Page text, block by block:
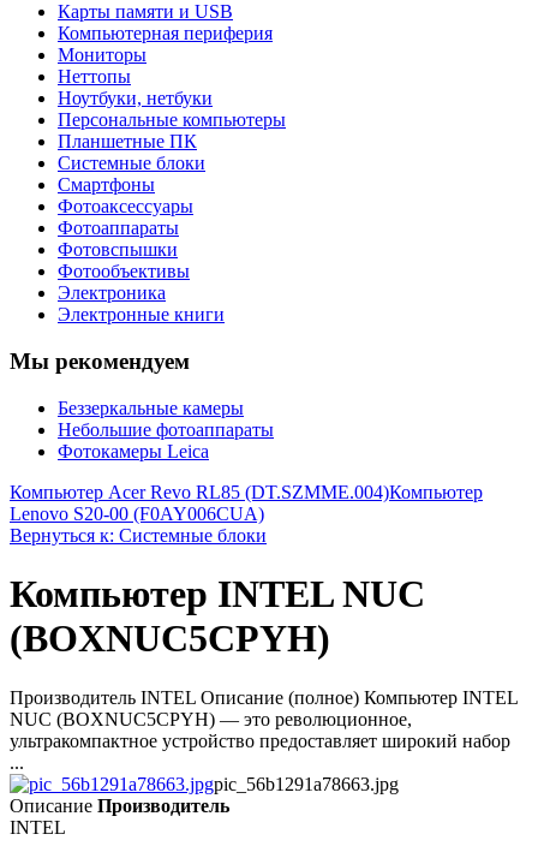
Карты памяти и USB
Компьютерная периферия
Мониторы
Неттопы
Ноутбуки, нетбуки
Персональные компьютеры
Планшетные ПК
Системные блоки
Смартфоны
Фотоаксессуары
Фотоаппараты
Фотовспышки
Фотообъективы
Электроника
Электронные книги
Мы рекомендуем
Беззеркальные камеры
Небольшие фотоаппараты
Фотокамеры Leica
Компьютер Acer Revo RL85 (DT.SZMME.004)Компьютер
Lenovo S20-00 (F0AY006CUA)
Вернуться к: Системные блоки
Компьютер INTEL NUC
(BOXNUC5CPYH)
Производитель INTEL Описание (полное) Компьютер INTEL
NUC (BOXNUC5CPYH) — это революционное,
ультракомпактное устройство предоставляет широкий набор
...
pic_56b1291a78663.jpg
Описание Производитель
INTEL